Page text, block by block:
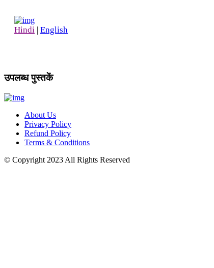
Hindi | English
उपलब्ध पुस्तकें
About Us
Privacy Policy
Refund Policy
Terms & Conditions
© Copyright 2023 All Rights Reserved